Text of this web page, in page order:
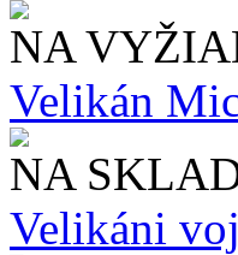
NA
Velikán
NA
Velikáni